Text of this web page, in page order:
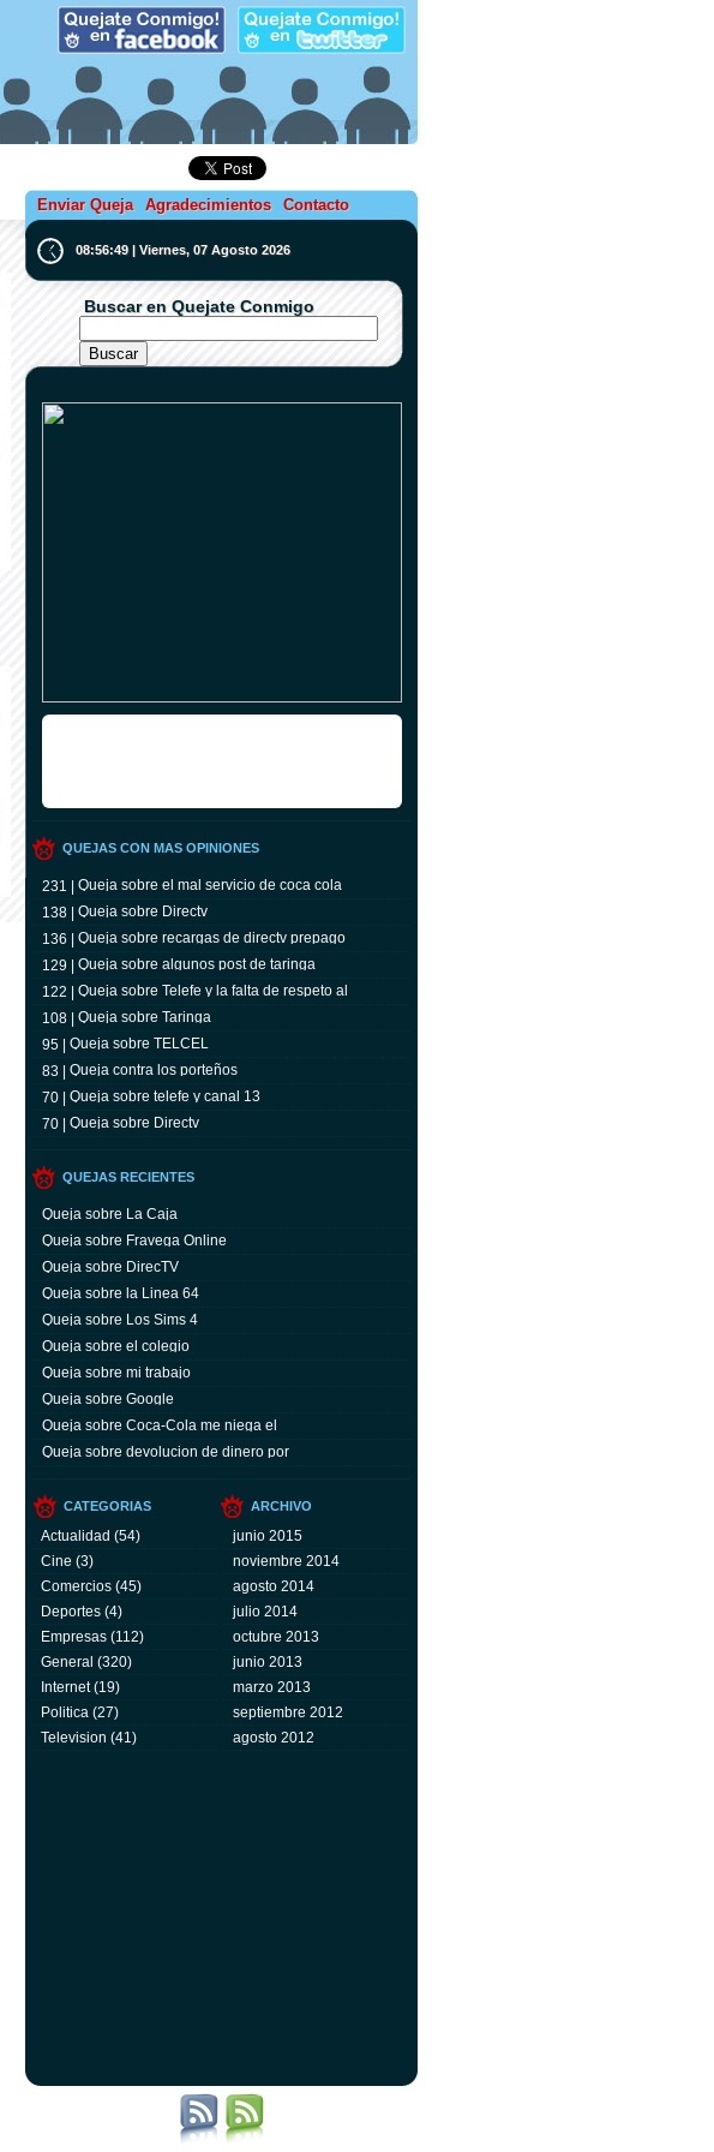
Enviar Queja Agradecimientos Contacto
08:56:50 | Viernes, 07 Agosto 2026
Buscar en Quejate Conmigo
QUEJAS CON MAS OPINIONES
231 | Queja sobre el mal servicio de coca cola
138 | Queja sobre Directv
136 | Queja sobre recargas de directv prepago
129 | Queja sobre algunos post de taringa
122 | Queja sobre Telefe y la falta de respeto al
televidente
108 | Queja sobre Taringa
95 | Queja sobre TELCEL
83 | Queja contra los porteños
70 | Queja sobre telefe y canal 13
70 | Queja sobre Directv
QUEJAS RECIENTES
Queja sobre La Caja
Queja sobre Fravega Online
Queja sobre DirecTV
Queja sobre la Linea 64
Queja sobre Los Sims 4
Queja sobre el colegio
Queja sobre mi trabajo
Queja sobre Google
Queja sobre Coca-Cola me niega el
servicio y facturas
Queja sobre devolucion de dinero por
CATEGORIAS ARCHIVO
Actualidad (54)
Cine (3)
Comercios (45)
Deportes (4)
Empresas (112)
General (320)
Internet(19)
Politica (27)
Television (41)
junio 2015
noviembre 2014
agosto 2014
julio 2014
octubre 2013
junio 2013
marzo 2013
septiembre 2012
agosto 2012